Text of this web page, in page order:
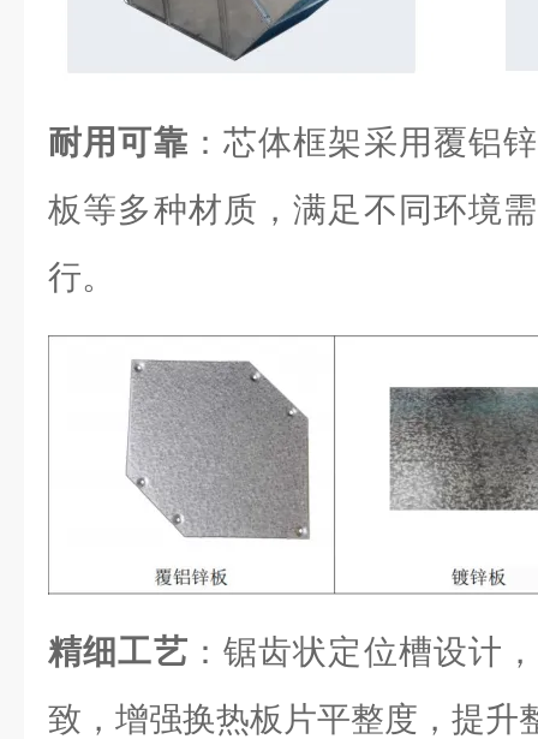
耐用可靠 ：芯体框架采用覆铝
板等多种材质，满足不同环境
行。
精细工艺 ：锯齿状定位槽设计
致，增强换热板片平整度，提升